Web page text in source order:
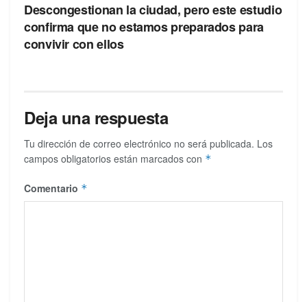
Descongestionan la ciudad, pero este estudio
confirma que no estamos preparados para
convivir con ellos
Deja una respuesta
Tu dirección de correo electrónico no será publicada. Los
campos obligatorios están marcados con *
Comentario *